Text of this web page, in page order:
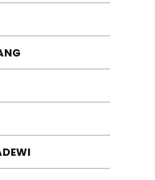
Melakukan